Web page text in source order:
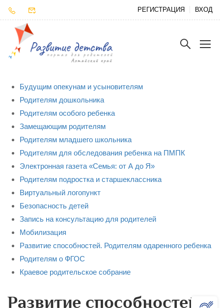
РЕГИСТРАЦИЯ ВХОД
Будущим опекунам и усыновителям
Родителям дошкольника
Родителям особого ребенка
Замещающим родителям
Родителям младшего школьника
Родителям для обследования ребенка на ПМПК
Электронная газета «Семья: от А до Я»
Родителям подростка и старшеклассника
Виртуальный логопункт
Безопасность детей
Запись на консультацию для родителей
Мобилизация
Развитие способностей. Родителям одаренного ребенка
Родителям о ФГОС
Краевое родительское собрание
Развитие способностей.